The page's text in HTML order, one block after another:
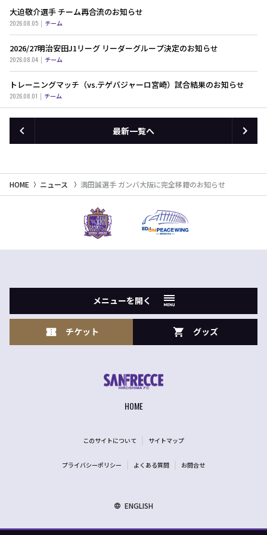
大迫敬介選手 チーム再合流のお知らせ
2026.08.05 チーム
2026/27明治安田J1リーグ リーダーグループ決定のお知らせ
2026.08.04 チーム
トレーニングマッチ（vs.テゲバジャーロ宮崎）試合結果のお知らせ
2026.08.01 チーム
最新一覧へ
HOME ニュース 満田誠選手 ガンバ大阪に完全移籍のお知らせ
メニューを開く
チケット グッズ
HOME
このサイトについて サイトマップ
プライバシーポリシー よくある質問 お問合せ
ENGLISH